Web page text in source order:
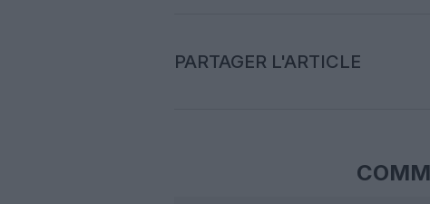
PARTAGER L'ARTICLE